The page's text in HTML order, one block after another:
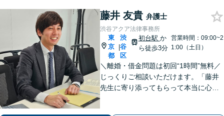
藤井 友貴 弁護士
渋谷アクア法律事務所
東
京
都
|
渋
谷
区
初台駅 か
ら徒歩3分
営業時間：09:00~2
1:00（土日）
＼離婚・借金問題は初回“1時間”無料／
じっくりご相談いただけます。「藤井
先生に寄り添ってもらって本当に心強